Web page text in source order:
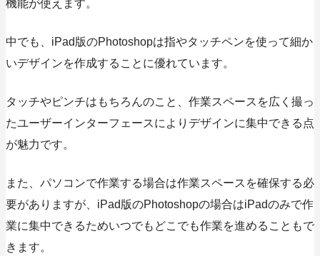
機能が使えます。
中でも、iPad版のPhotoshopは指やタッチペンを使って細か
いデザインを作成することに優れています。
タッチやピンチはもちろんのこと、作業スペースを広く撮っ
たユーザーインターフェースによりデザインに集中できる点
が魅力です。
また、パソコンで作業する場合は作業スペースを確保する必
要がありますが、iPad版のPhotoshopの場合はiPadのみで作
業に集中できるためいつでもどこでも作業を進めることもで
きます。